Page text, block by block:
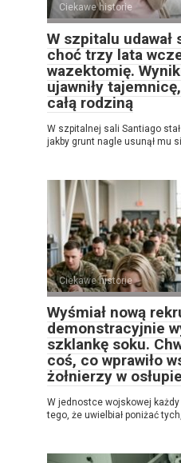
Ciekawe historie
W szpitalu
choć trzy lata
wazektomię.
ujawniły
całą rodziną
W szpitalnej sali Santiago stał
jakby grunt nagle usunął mu
Ciekawe historie
Wyśmiał nową
demonstracyjnie
szklankę soku.
coś, co wprawiło
żołnierzy w
W jednostce wojskowej każdy
tego, że uwielbiał poniżać tych,